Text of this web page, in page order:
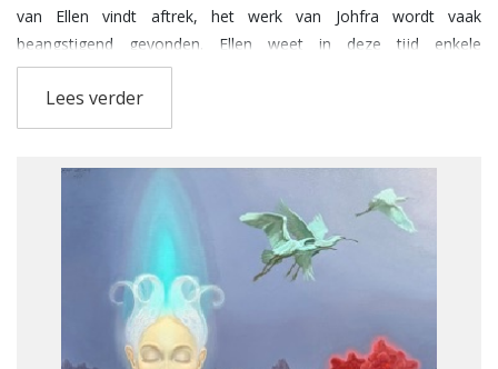
van Ellen vindt aftrek, het werk van Johfra wordt vaak
beangstigend gevonden. Ellen weet in deze tijd enkele
topstukken uit haar penselen te toveren. Het contact met
galeriehouders verloopt niet altijd even soepel. Ze moeten goed
op hun hoede zijn om niet beduveld te worden.
Gedurende enkele jaren signeert Johfra zijn werk met Johfra
Bosschart, ondermeer omdat de Fransen naar een achternaam
vragen. Hij gebruikt hiervoor de achternaam van zijn moeder.
Nadat in 1970 eindelijk de scheiding met Diana Vandenberg een
feit is, treden Johfra en Ellen op 11 mei 1973 in het huwelijk.
Begin zeventiger jaren gaan Johfra en Ellen weer in Nederland
exposeren. In 1971 lopen ze daar de kunstcriticus Hein
Lees verder